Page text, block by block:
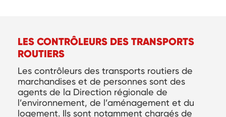
LES CONTRÔLEURS DES TRANSPORTS
ROUTIERS
Les contrôleurs des transports routiers de
marchandises et de personnes sont des
agents de la Direction régionale de
l’environnement, de l’aménagement et du
logement. Ils sont notamment chargés de